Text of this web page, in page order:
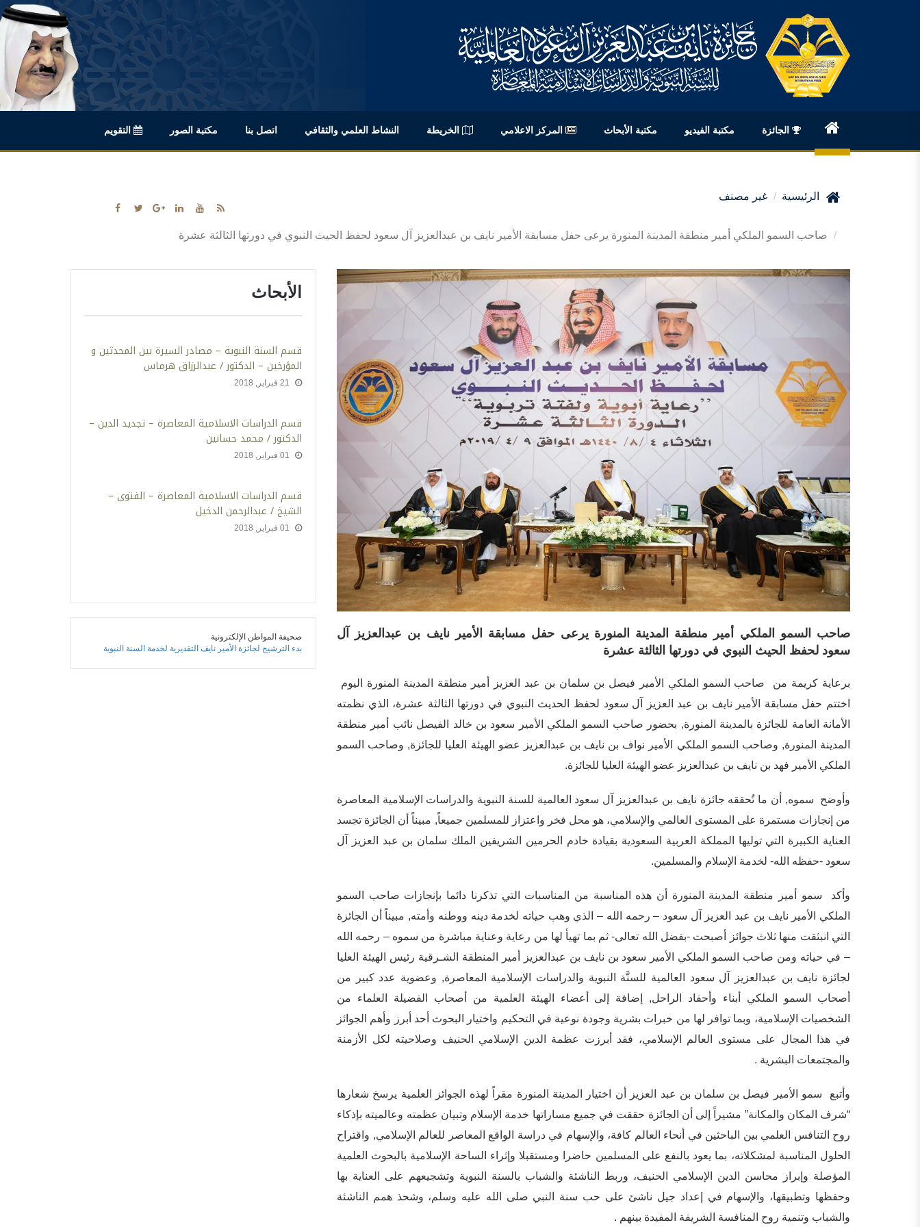
الجائزة مكتبة الفيديو مكتبة الأبحاث المركز الاعلامي الخريطة النشاط العلمي والثقافي اتصل بنا مكتبة الصور التقويم
الرئيسية غير مصنف
صاحب السمو الملكي أمير منطقة المدينة المنورة يرعى حفل مسابقة الأمير نايف بن عبدالعزيز آل سعود لحفظ الحيث النبوي في دورتها الثالثة عشرة
صاحب السمو الملكي أمير منطقة المدينة المنورة يرعى حفل مسابقة الأمير نايف بن عبدالعزيز آل
سعود لحفظ الحيث النبوي في دورتها الثالثة عشرة
برعاية كريمة من صاحب السمو الملكي الأمير فيصل بن سلمان بن عبد العزيز أمير منطقة المدينة المنورة اليوم
اختتم حفل مسابقة الأمير نايف بن عبد العزيز آل سعود لحفظ الحديث النبوي في دورتها الثالثة عشرة، الذي نظمته
الأمانة العامة للجائزة بالمدينة المنورة, بحضور صاحب السمو الملكي الأمير سعود بن خالد الفيصل نائب أمير منطقة
المدينة المنورة, وصاحب السمو الملكي الأمير نواف بن نايف بن عبدالعزيز عضو الهيئة العليا للجائزة, وصاحب السمو
الملكي الأمير فهد بن نايف بن عبدالعزيز عضو الهيئة العليا للجائزة.
وأوضح سموه, أن ما تُحققه جائزة نايف بن عبدالعزيز آل سعود العالمية للسنة النبوية والدراسات الإسلامية المعاصرة
من إنجازات مستمرة على المستوى العالمي والإسلامي، هو محل فخر واعتزاز للمسلمين جميعاً, مبيناً أن الجائزة تجسد
العناية الكبيرة التي توليها المملكة العربية السعودية بقيادة خادم الحرمين الشريفين الملك سلمان بن عبد العزيز آل
سعود -حفظه الله- لخدمة الإسلام والمسلمين.
وأكد سمو أمير منطقة المدينة المنورة أن هذه المناسبة من المناسبات التي تذكرنا دائما بإنجازات صاحب السمو
الملكي الأمير نايف بن عبد العزيز آل سعود – رحمه الله – الذي وهب حياته لخدمة دينه ووطنه وأمته, مبيناً أن الجائزة
التي انبثقت منها ثلاث جوائز أصبحت -بفضل الله تعالى- ثم بما تهيأ لها من رعاية وعناية مباشرة من سموه – رحمه الله
– في حياته ومن صاحب السمو الملكي الأمير سعود بن نايف بن عبدالعزيز أمير المنطقة الشـرقية رئيس الهيئة العليا
لجائزة نايف بن عبدالعزيز آل سعود العالمية للسنَّة النبوية والدراسات الإسلامية المعاصرة, وعضوية عدد كبير من
أصحاب السمو الملكي أبناء وأحفاد الراحل, إضافة إلى أعضاء الهيئة العلمية من أصحاب الفضيلة العلماء من
الشخصيات الإسلامية، وبما توافر لها من خبرات بشرية وجودة نوعية في التحكيم واختيار البحوث أحد أبرز وأهم الجوائز
في هذا المجال على مستوى العالم الإسلامي، فقد أبرزت عظمة الدين الإسلامي الحنيف وصلاحيته لكل الأزمنة
والمجتمعات البشرية .
وأتبع سمو الأمير فيصل بن سلمان بن عبد العزيز أن اختيار المدينة المنورة مقراً لهذه الجوائز العلمية يرسخ شعارها
“شرف المكان والمكانة” مشيراً إلى أن الجائزة حققت في جميع مساراتها خدمة الإسلام وتبيان عظمته وعالميته بإذكاء
روح التنافس العلمي بين الباحثين في أنحاء العالم كافة، والإسهام في دراسة الواقع المعاصر للعالم الإسلامي, واقتراح
الحلول المناسبة لمشكلاته، بما يعود بالنفع على المسلمين حاضرا ومستقبلا وإثراء الساحة الإسلامية بالبحوث العلمية
المؤصلة وإبراز محاسن الدين الإسلامي الحنيف، وربط الناشئة والشباب بالسنة النبوية وتشجيعهم على العناية بها
وحفظها وتطبيقها، والإسهام في إعداد جيل ناشئ على حب سنة النبي صلى الله عليه وسلم، وشحذ همم الناشئة
والشباب وتنمية روح المنافسة الشريفة المفيدة بينهم .
الأبحاث
قسم السنة النبوية – مصادر السيرة بين المحدثين و
المؤرخين – الدكتور / عبدالرزاق هرماس
‫قسم الدراسات الاسلامية المعاصرة – تجديد الدين –
الدكتور / محمد حسانين
قسم الدراسات الاسلامية المعاصرة – الفتوى –
الشيخ / عبدالرحمن الدخيل
صحيفة المواطن الإلكترونية
بدء الترشيح لجائزة الأمير نايف التقديرية لخدمة السنة النبوية